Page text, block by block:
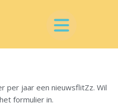
per jaar een nieuwsflitZz. Wil
formulier in.